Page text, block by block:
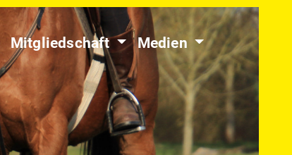
Mitgliedschaft Medien